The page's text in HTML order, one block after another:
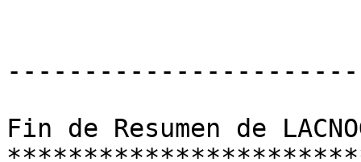
Fin de Resumen de